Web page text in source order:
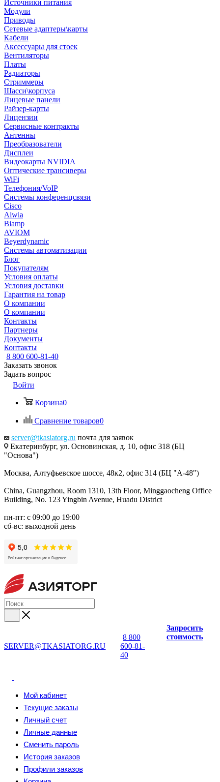
Источники питания
Модули
Приводы
Сетевые адаптеры\карты
Кабели
Аксессуары для стоек
Вентиляторы
Платы
Радиаторы
Стриммеры
Шасси\корпуса
Лицевые панели
Райзер-карты
Лицензии
Сервисные контракты
Антенны
Преобразователи
Дисплеи
Видеокарты NVIDIA
Оптические трансиверы
WiFi
Телефония/VoIP
Системы конференцсвязи
Cisco
Aiwia
Biamp
AVIOM
Beyerdynamic
Системы автоматизации
Блог
Покупателям
Условия оплаты
Условия доставки
Гарантия на товар
О компании
О компании
Контакты
Партнеры
Документы
Контакты
8 800 600-81-40
Заказать звонок
Задать вопрос
Войти
Корзина0
Сравнение товаров0
server@tkasiatorg.ru почта для заявок
Екатеринбург, ул. Основинская, д. 10, офис 318 (БЦ
"Основа")
Москва, Алтуфьевское шоссе, 48к2, офис 314 (БЦ "А-48")
China, Guangzhou, Room 1310, 13th Floor, Minggaocheng Office
Building, No. 123 Yingbin Avenue, Huadu District
пн-пт: с 09:00 до 19:00
сб-вс: выходной день
SERVER@TKASIATORG.RU
8 800
600-81-
40
Запросить
стоимость
Мой кабинет
Текущие заказы
Личный счет
Личные данные
Сменить пароль
История заказов
Профили заказов